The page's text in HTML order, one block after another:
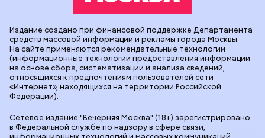
Сетевое издание "Вечерняя Москва" (18+) зарегистрировано
в Федеральной службе по надзору в сфере связи,
Издание создано при финансовой поддержке Департамента
средств массовой информации и рекламы города Москвы.
На сайте применяются рекомендательные технологии
(информационные технологии предоставления информации
на основе сбора, систематизации и анализа сведений,
относящихся к предпочтениям пользователей сети
«Интернет», находящихся на территории Российской
Федерации).